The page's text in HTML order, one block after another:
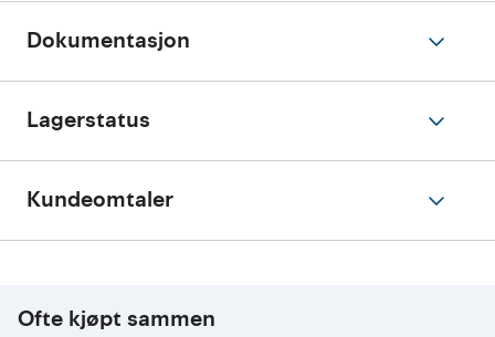
Dokumentasjon
Lagerstatus
Kundeomtaler
Ofte kjøpt sammen